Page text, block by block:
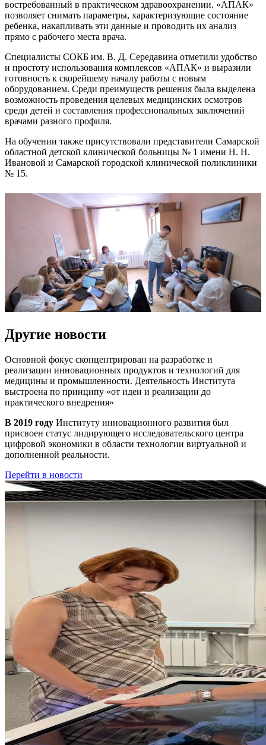
востребованный в практическом здравоохранении. «АПАК»
позволяет снимать параметры, характеризующие состояние
ребенка, накапливать эти данные и проводить их анализ
прямо с рабочего места врача.
Специалисты СОКБ им. В. Д. Середавина отметили удобство
и простоту использования комплексов «АПАК» и выразили
готовность к скорейшему началу работы с новым
оборудованием. Среди преимуществ решения была выделена
возможность проведения целевых медицинских осмотров
среди детей и составления профессиональных заключений
врачами разного профиля.
На обучении также присутствовали представители Самарской
областной детской клинической больницы № 1 имени Н. Н.
Ивановой и Самарской городской клинической поликлиники
№ 15.
Другие новости
Основной фокус сконцентрирован на разработке и
реализации инновационных продуктов и технологий для
медицины и промышленности. Деятельность Института
выстроена по принципу «от идеи и реализации до
практического внедрения»
В 2019 году Институту инновационного развития был
присвоен статус лидирующего исследовательского центра
цифровой экономики в области технологии виртуальной и
дополненной реальности.
Перейти в новости